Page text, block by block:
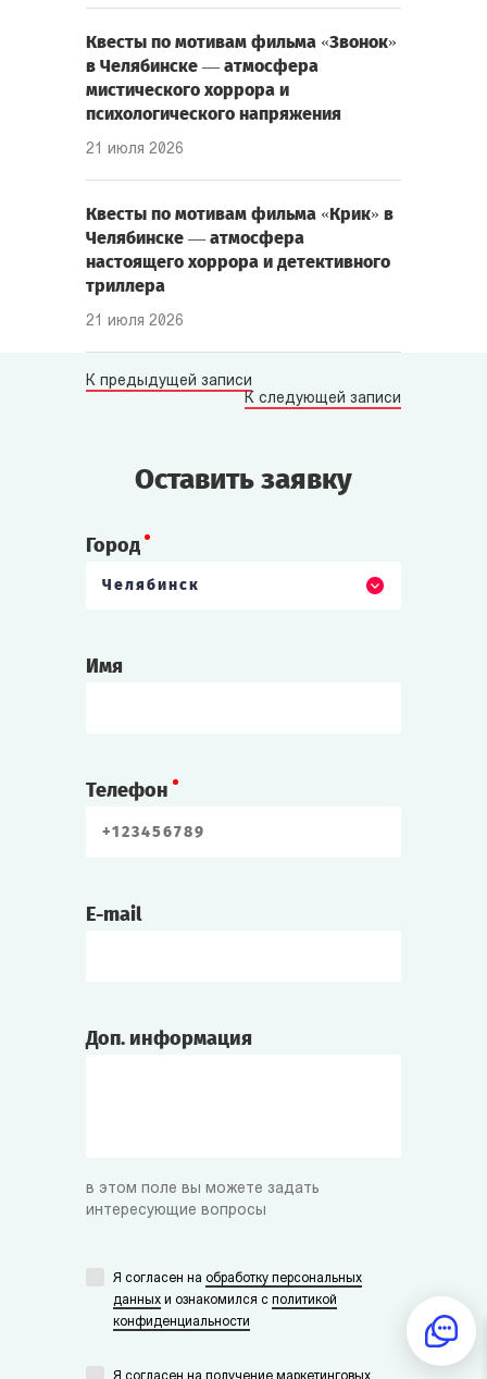
Квесты по мотивам фильма «Звонок»
в Челябинске — атмосфера
мистического хоррора и
психологического напряжения
21 июля 2026
Квесты по мотивам фильма «Крик» в
Челябинске — атмосфера
настоящего хоррора и детективного
триллера
21 июля 2026
К предыдущей записи
К следующей записи
Оставить заявку
Город
Челябинск
Имя
Телефон
E-mail
Доп. информация
в этом поле вы можете задать
интересующие вопросы
Я согласен на обработку персональных
данных и ознакомился с политикой
конфиденциальности